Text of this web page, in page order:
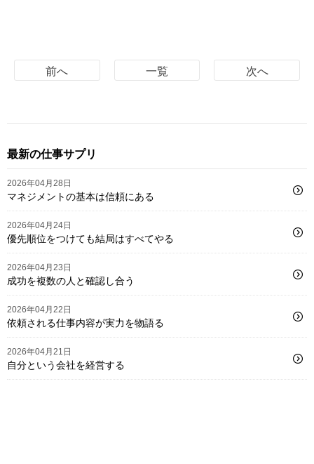
前へ 一覧 次へ
最新の仕事サプリ
2026年04月28日
マネジメントの基本は信頼にある
2026年04月24日
優先順位をつけても結局はすべてやる
2026年04月23日
成功を複数の人と確認し合う
2026年04月22日
依頼される仕事内容が実力を物語る
2026年04月21日
自分という会社を経営する